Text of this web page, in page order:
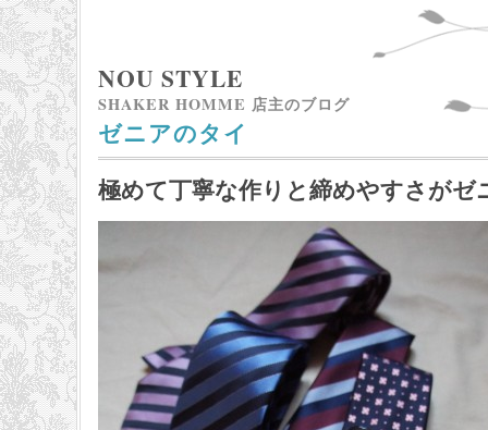
NOU STYLE
SHAKER HOMME 店主のブログ
ゼニアのタイ
極めて丁寧な作りと締めやすさがゼ